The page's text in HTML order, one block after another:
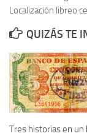
Memoria Histórica
Investigación
1947).
Informe
Informe de la
Localización libreo
QUIZÁS TE
Tres historias en un